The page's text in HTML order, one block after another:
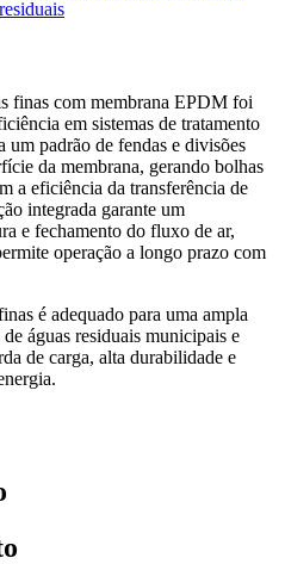
finas com membrana EPDM foi
em sistemas de tratamento
um padrão de fendas e divisões
da membrana, gerando bolhas
a eficiência da transferência de
integrada garante um
e fechamento do fluxo de ar,
operação a longo prazo com
é adequado para uma ampla
águas residuais municipais e
de carga, alta durabilidade e